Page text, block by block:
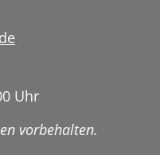
Uhr
vorbehalten.